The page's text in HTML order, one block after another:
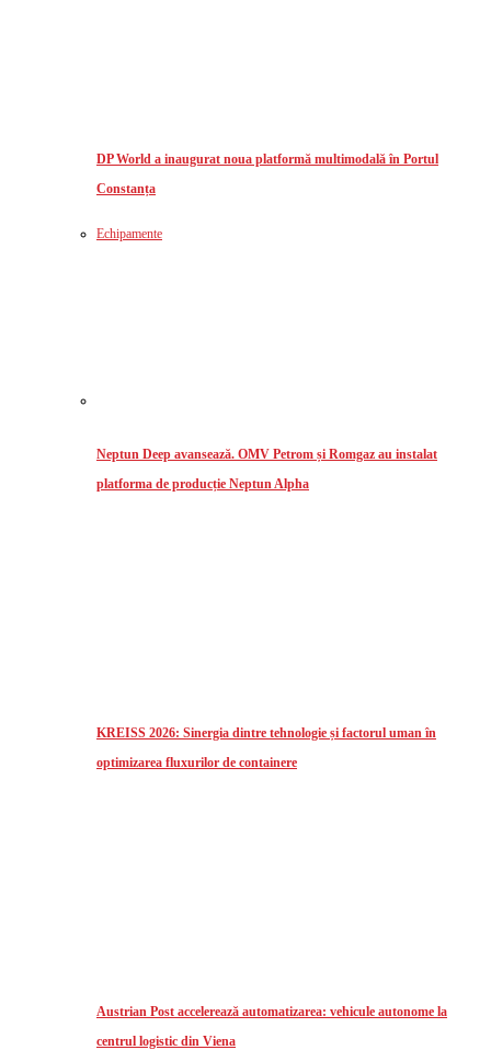
DP World a inaugurat noua platformă multimodală în Portul
Constanța
Echipamente
Neptun Deep avansează. OMV Petrom și Romgaz au instalat
platforma de producție Neptun Alpha
KREISS 2026: Sinergia dintre tehnologie și factorul uman în
optimizarea fluxurilor de containere
Austrian Post accelerează automatizarea: vehicule autonome la
centrul logistic din Viena